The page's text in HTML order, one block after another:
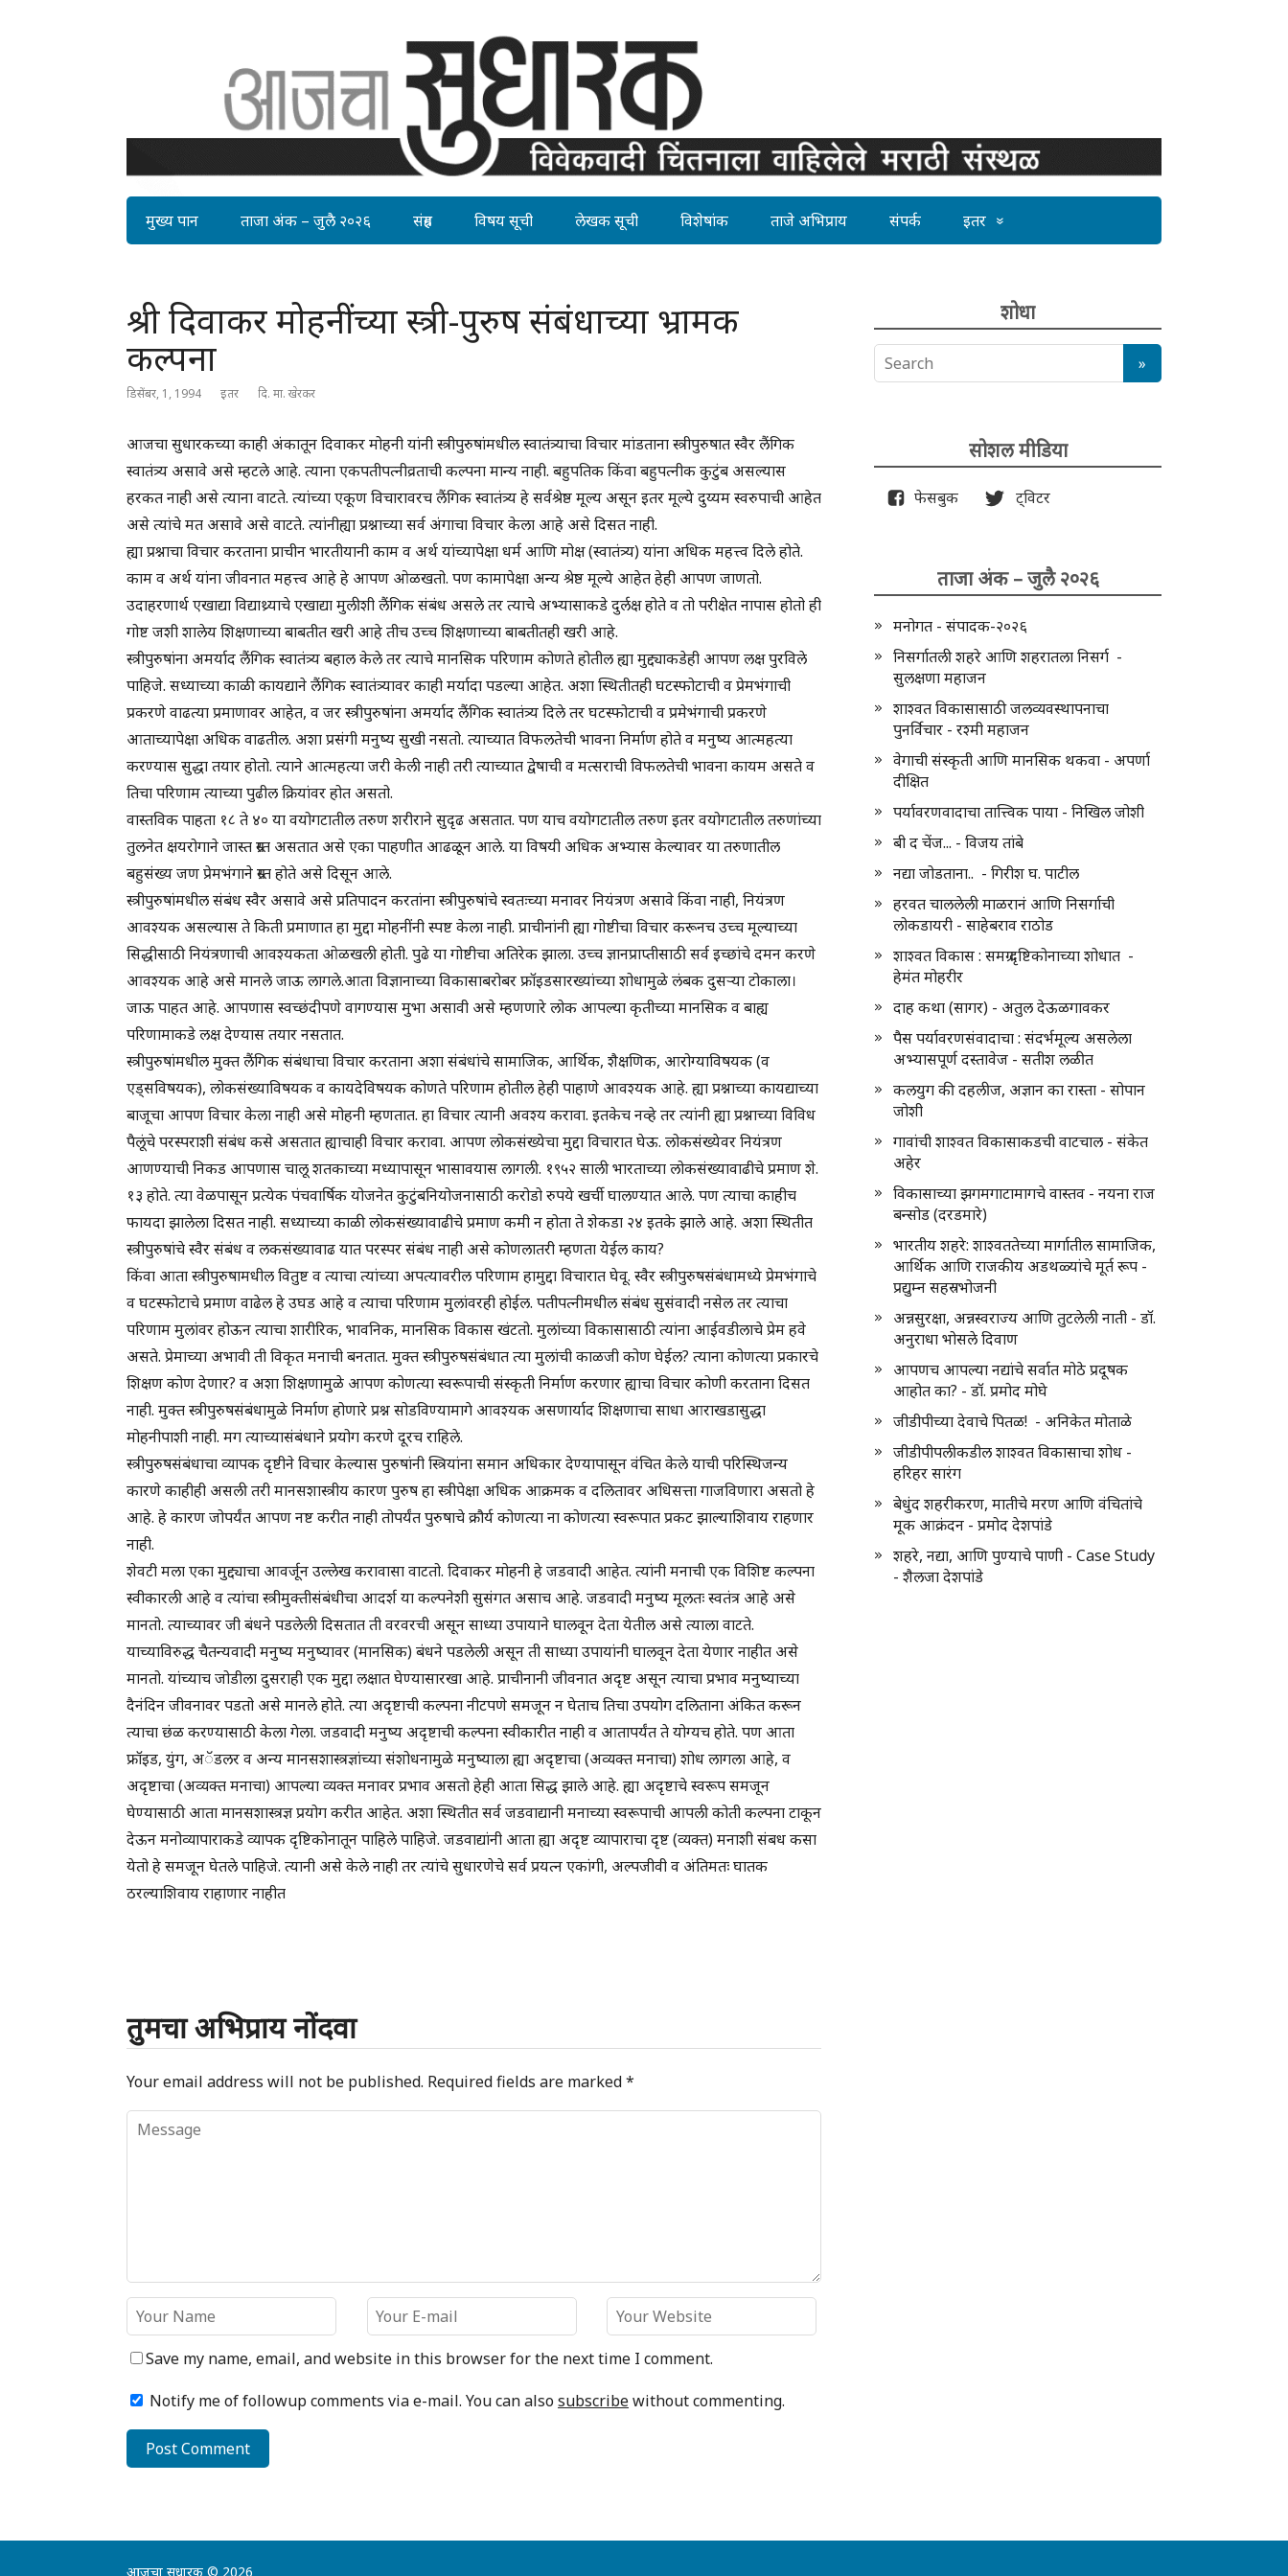
मुख्य पान ताजा अंक – जुलै २०२६ संग्रह विषय सूची लेखक सूची विशेषांक ताजे अभिप्राय संपर्क इतर
श्री दिवाकर मोहनींच्या स्त्री-पुरुष संबंधाच्या भ्रामक
कल्पना
डिसेंबर, 1, 1994 इतर दि. मा. खेरकर
आजचा सुधारकच्या काही अंकातून दिवाकर मोहनी यांनी स्त्रीपुरुषांमधील स्वातंत्र्याचा विचार मांडताना स्त्रीपुरुषात स्वैर लैंगिक
स्वातंत्र्य असावे असे म्हटले आहे. त्याना एकपतीपत्नीव्रताची कल्पना मान्य नाही. बहुपतिक किंवा बहुपत्नीक कुटुंब असल्यास
हरकत नाही असे त्याना वाटते. त्यांच्या एकूण विचारावरच लैंगिक स्वातंत्र्य हे सर्वश्रेष्ठ मूल्य असून इतर मूल्ये दुय्यम स्वरुपाची आहेत
असे त्यांचे मत असावे असे वाटते. त्यांनीह्या प्रश्नाच्या सर्व अंगाचा विचार केला आहे असे दिसत नाही.
ह्या प्रश्नाचा विचार करताना प्राचीन भारतीयानी काम व अर्थ यांच्यापेक्षा धर्म आणि मोक्ष (स्वातंत्र्य) यांना अधिक महत्त्व दिले होते.
काम व अर्थ यांना जीवनात महत्त्व आहे हे आपण ओळखतो. पण कामापेक्षा अन्य श्रेष्ठ मूल्ये आहेत हेही आपण जाणतो.
उदाहरणार्थ एखाद्या विद्याथ्र्याचे एखाद्या मुलीशी लैंगिक संबंध असले तर त्याचे अभ्यासाकडे दुर्लक्ष होते व तो परीक्षेत नापास होतो ही
गोष्ट जशी शालेय शिक्षणाच्या बाबतीत खरी आहे तीच उच्च शिक्षणाच्या बाबतीतही खरी आहे.
स्त्रीपुरुषांना अमर्याद लैंगिक स्वातंत्र्य बहाल केले तर त्याचे मानसिक परिणाम कोणते होतील ह्या मुद्द्याकडेही आपण लक्ष पुरविले
पाहिजे. सध्याच्या काळी कायद्याने लैंगिक स्वातंत्र्यावर काही मर्यादा पडल्या आहेत. अशा स्थितीतही घटस्फोटाची व प्रेमभंगाची
प्रकरणे वाढत्या प्रमाणावर आहेत, व जर स्त्रीपुरुषांना अमर्याद लैंगिक स्वातंत्र्य दिले तर घटस्फोटाची व प्रमेभंगाची प्रकरणे
आताच्यापेक्षा अधिक वाढतील. अशा प्रसंगी मनुष्य सुखी नसतो. त्याच्यात विफलतेची भावना निर्माण होते व मनुष्य आत्महत्या
करण्यास सुद्धा तयार होतो. त्याने आत्महत्या जरी केली नाही तरी त्याच्यात द्वेषाची व मत्सराची विफलतेची भावना कायम असते व
तिचा परिणाम त्याच्या पुढील क्रियांवर होत असतो.
वास्तविक पाहता १८ ते ४० या वयोगटातील तरुण शरीराने सुदृढ असतात. पण याच वयोगटातील तरुण इतर वयोगटातील तरुणांच्या
तुलनेत क्षयरोगाने जास्त ग्रस्त असतात असे एका पाहणीत आढळून आले. या विषयी अधिक अभ्यास केल्यावर या तरुणातील
बहुसंख्य जण प्रेमभंगाने ग्रस्त होते असे दिसून आले.
स्त्रीपुरुषांमधील संबंध स्वैर असावे असे प्रतिपादन करतांना स्त्रीपुरुषांचे स्वतःच्या मनावर नियंत्रण असावे किंवा नाही, नियंत्रण
आवश्यक असल्यास ते किती प्रमाणात हा मुद्दा मोहनींनी स्पष्ट केला नाही. प्राचीनांनी ह्या गोष्टीचा विचार करूनच उच्च मूल्याच्या
सिद्धीसाठी नियंत्रणाची आवश्यकता ओळखली होती. पुढे या गोष्टीचा अतिरेक झाला. उच्च ज्ञानप्राप्तीसाठी सर्व इच्छांचे दमन करणे
आवश्यक आहे असे मानले जाऊ लागले.आता विज्ञानाच्या विकासाबरोबर फ्रॉइडसारख्यांच्या शोधामुळे लंबक दुसऱ्या टोकाला।
जाऊ पाहत आहे. आपणास स्वच्छंदीपणे वागण्यास मुभा असावी असे म्हणणारे लोक आपल्या कृतीच्या मानसिक व बाह्य
परिणामाकडे लक्ष देण्यास तयार नसतात.
स्त्रीपुरुषांमधील मुक्त लैंगिक संबंधाचा विचार करताना अशा संबंधांचे सामाजिक, आर्थिक, शैक्षणिक, आरोग्याविषयक (व
एड्सविषयक), लोकसंख्याविषयक व कायदेविषयक कोणते परिणाम होतील हेही पाहाणे आवश्यक आहे. ह्या प्रश्नाच्या कायद्याच्या
बाजूचा आपण विचार केला नाही असे मोहनी म्हणतात. हा विचार त्यानी अवश्य करावा. इतकेच नव्हे तर त्यांनी ह्या प्रश्नाच्या विविध
पैलूंचे परस्पराशी संबंध कसे असतात ह्याचाही विचार करावा. आपण लोकसंख्येचा मुद्दा विचारात घेऊ. लोकसंख्येवर नियंत्रण
आणण्याची निकड आपणास चालू शतकाच्या मध्यापासून भासावयास लागली. १९५२ साली भारताच्या लोकसंख्यावाढीचे प्रमाण शे.
१३ होते. त्या वेळपासून प्रत्येक पंचवार्षिक योजनेत कुटुंबनियोजनासाठी करोडो रुपये खर्ची घालण्यात आले. पण त्याचा काहीच
फायदा झालेला दिसत नाही. सध्याच्या काळी लोकसंख्यावाढीचे प्रमाण कमी न होता ते शेकडा २४ इतके झाले आहे. अशा स्थितीत
स्त्रीपुरुषांचे स्वैर संबंध व लकसंख्यावाढ यात परस्पर संबंध नाही असे कोणलातरी म्हणता येईल काय?
किंवा आता स्त्रीपुरुषामधील वितुष्ट व त्याचा त्यांच्या अपत्यावरील परिणाम हामुद्दा विचारात घेवू. स्वैर स्त्रीपुरुषसंबंधामध्ये प्रेमभंगाचे
व घटस्फोटाचे प्रमाण वाढेल हे उघड आहे व त्याचा परिणाम मुलांवरही होईल. पतीपत्नीमधील संबंध सुसंवादी नसेल तर त्याचा
परिणाम मुलांवर होऊन त्याचा शारीरिक, भावनिक, मानसिक विकास खंटतो. मुलांच्या विकासासाठी त्यांना आईवडीलाचे प्रेम हवे
असते. प्रेमाच्या अभावी ती विकृत मनाची बनतात. मुक्त स्त्रीपुरुषसंबंधात त्या मुलांची काळजी कोण घेईल? त्याना कोणत्या प्रकारचे
शिक्षण कोण देणार? व अशा शिक्षणामुळे आपण कोणत्या स्वरूपाची संस्कृती निर्माण करणार ह्याचा विचार कोणी करताना दिसत
नाही. मुक्त स्त्रीपुरुषसंबंधामुळे निर्माण होणारे प्रश्न सोडविण्यामागे आवश्यक असणार्याद शिक्षणाचा साधा आराखडासुद्धा
मोहनीपाशी नाही. मग त्याच्यासंबंधाने प्रयोग करणे दूरच राहिले.
स्त्रीपुरुषसंबंधाचा व्यापक दृष्टीने विचार केल्यास पुरुषांनी स्त्रियांना समान अधिकार देण्यापासून वंचित केले याची परिस्थिजन्य
कारणे काहीही असली तरी मानसशास्त्रीय कारण पुरुष हा स्त्रीपेक्षा अधिक आक्रमक व दलितावर अधिसत्ता गाजविणारा असतो हे
आहे. हे कारण जोपर्यंत आपण नष्ट करीत नाही तोपर्यंत पुरुषाचे क्रौर्य कोणत्या ना कोणत्या स्वरूपात प्रकट झाल्याशिवाय राहणार
नाही.
शेवटी मला एका मुद्द्याचा आवर्जून उल्लेख करावासा वाटतो. दिवाकर मोहनी हे जडवादी आहेत. त्यांनी मनाची एक विशिष्ट कल्पना
स्वीकारली आहे व त्यांचा स्त्रीमुक्तीसंबंधीचा आदर्श या कल्पनेशी सुसंगत असाच आहे. जडवादी मनुष्य मूलतः स्वतंत्र आहे असे
मानतो. त्याच्यावर जी बंधने पडलेली दिसतात ती वरवरची असून साध्या उपायाने घालवून देता येतील असे त्याला वाटते.
याच्याविरुद्ध चैतन्यवादी मनुष्य मनुष्यावर (मानसिक) बंधने पडलेली असून ती साध्या उपायांनी घालवून देता येणार नाहीत असे
मानतो. यांच्याच जोडीला दुसराही एक मुद्दा लक्षात घेण्यासारखा आहे. प्राचीनानी जीवनात अदृष्ट असून त्याचा प्रभाव मनुष्याच्या
दैनंदिन जीवनावर पडतो असे मानले होते. त्या अदृष्टाची कल्पना नीटपणे समजून न घेताच तिचा उपयोग दलिताना अंकित करून
त्याचा छंळ करण्यासाठी केला गेला. जडवादी मनुष्य अदृष्टाची कल्पना स्वीकारीत नाही व आतापर्यंत ते योग्यच होते. पण आता
फ्रॉइड, युंग, अॅडलर व अन्य मानसशास्त्रज्ञांच्या संशोधनामुळे मनुष्याला ह्या अदृष्टाचा (अव्यक्त मनाचा) शोध लागला आहे, व
अदृष्टाचा (अव्यक्त मनाचा) आपल्या व्यक्त मनावर प्रभाव असतो हेही आता सिद्ध झाले आहे. ह्या अदृष्टाचे स्वरूप समजून
घेण्यासाठी आता मानसशास्त्रज्ञ प्रयोग करीत आहेत. अशा स्थितीत सर्व जडवाद्यानी मनाच्या स्वरूपाची आपली कोती कल्पना टाकून
देऊन मनोव्यापाराकडे व्यापक दृष्टिकोनातून पाहिले पाहिजे. जडवाद्यांनी आता ह्या अदृष्ट व्यापाराचा दृष्ट (व्यक्त) मनाशी संबध कसा
येतो हे समजून घेतले पाहिजे. त्यानी असे केले नाही तर त्यांचे सुधारणेचे सर्व प्रयत्न एकांगी, अल्पजीवी व अंतिमतः घातक
ठरल्याशिवाय राहाणार नाहीत
तुमचा अभिप्राय नोंदवा
Your email address will not be published. Required fields are marked*
Save my name, email, and website in this browser for the next time I comment.
Notify me of followup comments via e-mail. You can alsosubscribewithout commenting.
शोधा
सोशल मीडिया
फेसबुक ट्विटर
ताजा अंक – जुलै २०२६
मनोगत - संपादक-२०२६
निसर्गातली शहरे आणि शहरातला निसर्ग -
सुलक्षणा महाजन
शाश्वत विकासासाठी जलव्यवस्थापनाचा
पुनर्विचार - रश्मी महाजन
वेगाची संस्कृती आणि मानसिक थकवा - अपर्णा
दीक्षित
पर्यावरणवादाचा तात्त्विक पाया - निखिल जोशी
बी द चेंज... - विजय तांबे
नद्या जोडताना.. - गिरीश घ. पाटील
हरवत चाललेली माळरानं आणि निसर्गाची
लोकडायरी - साहेबराव राठोड
शाश्वत विकास : समग्र दृष्टिकोनाच्या शोधात -
हेमंत मोहरीर
दाह कथा (सागर) - अतुल देऊळगावकर
पैस पर्यावरणसंवादाचा : संदर्भमूल्य असलेला
अभ्यासपूर्ण दस्तावेज - सतीश लळीत
कलयुग की दहलीज, अज्ञान का रास्ता - सोपान
जोशी
गावांची शाश्वत विकासाकडची वाटचाल - संकेत
अहेर
विकासाच्या झगमगाटामागचे वास्तव - नयना राज
बन्सोड (दरडमारे)
भारतीय शहरे: शाश्वततेच्या मार्गातील सामाजिक,
आर्थिक आणि राजकीय अडथळ्यांचे मूर्त रूप -
प्रद्युम्न सहस्रभोजनी
अन्नसुरक्षा, अन्नस्वराज्य आणि तुटलेली नाती - डॉ.
अनुराधा भोसले दिवाण
आपणच आपल्या नद्यांचे सर्वात मोठे प्रदूषक
आहोत का? - डॉ. प्रमोद मोघे
जीडीपीच्या देवाचे पितळ! - अनिकेत मोताळे
जीडीपीपलीकडील शाश्वत विकासाचा शोध -
हरिहर सारंग
बेधुंद शहरीकरण, मातीचे मरण आणि वंचितांचे
मूक आक्रंदन - प्रमोद देशपांडे
शहरे, नद्या, आणि पुण्याचे पाणी - Case Study
- शैलजा देशपांडे
आजचा सुधारक © 2026